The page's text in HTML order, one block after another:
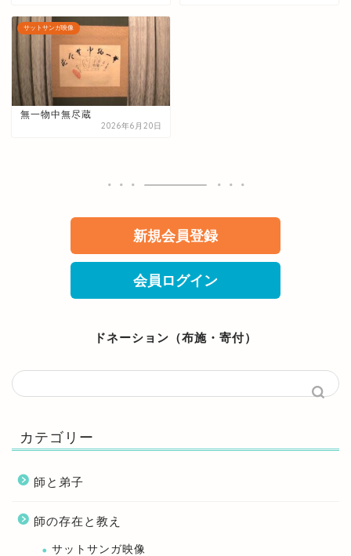
サットサンガ映像
無一物中無尽蔵
2026年6月20日
新規会員登録
会員ログイン
ドネーション（布施・寄付）
カテゴリー
師と弟子
師の存在と教え
サットサンガ映像